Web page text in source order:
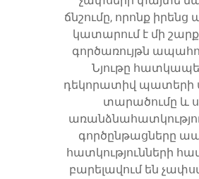
ճնշումը, որոնք
կատարում է մի
գործառույթն
Նյութը
դեկորատիվ պատերի
տարածումը և
գործընթացները
հատկությունների
բարելավում են